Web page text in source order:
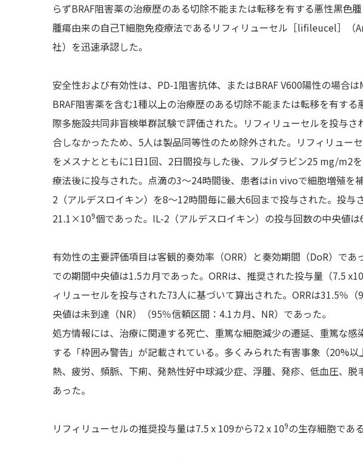
らずBRAF阻害薬の治療歴のある切除不能または転移を有する悪性黒色
腫瘍由来の自己T細胞免疫療法であるリフィリューセル［lifileucel］
社）を迅速承認した。
安全性および有効性は、PD-1阻害抗体、またはBRAF V600陽性の場合
BRAF阻害薬を含む1種以上の治療歴のある切除不能または転移を有す
際多施設共同非盲検単群試験で評価された。リフィリューセルを投与
合しなかったため、5人は製品同等性のため除外された。リフィリュー
をメスナとともに1日1回、2日間投与した後、フルダラビン25 mg/m2
療法後に投与された。点滴の3〜24時間後、患者はin vivoで細胞増殖を
2（アルデスロイキン）を8〜12時間毎に最大6回まで投与された。投与
21.1×109個であった。IL-2（アルデスロイキン）の投与回数の中央値は
有効性の主要評価項目は客観的奏効率（ORR）と奏効期間（DoR）で
での期間中央値は1.5カ月であった。ORRは、推奨された投与量（7.5
ィリューセルを投与された73人に基づいて算出された。ORRは31.5％
央値は未到達（NR）（95％信頼区間：4.1カ月、NR）であった。
処方情報には、治療に関連する死亡、重篤な細胞減少の遷延、重篤な
する「枠囲み警告」が記載されている。多くみられた有害事象（20%
熱、疲労、頻脈、下痢、発熱性好中球減少症、浮腫、発疹、低血圧、
あった。
リフィリューセルの推奨投与量は7.5 x 109から72 x 109の生存細胞である